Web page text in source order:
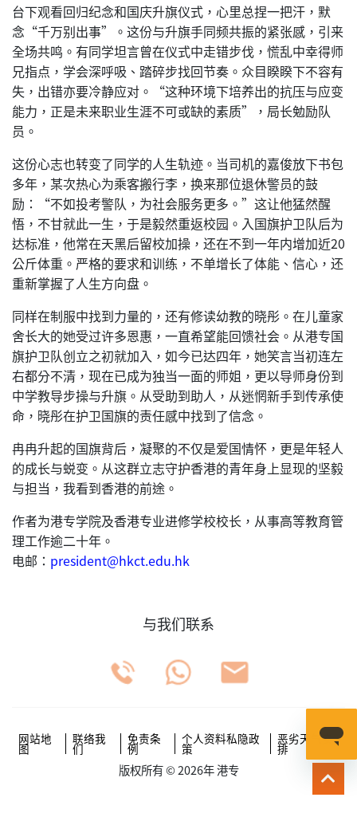
台下观看回归纪念和国庆升旗仪式，心里总捏一把汗，默
念“千万别出事”。这份与升旗手同频共振的紧张感，引来
全场共鸣。有同学坦言曾在仪式中走错步伐，慌乱中幸得师
兄指点，学会深呼吸、踏碎步找回节奏。众目睽睽下不容有
失，出错亦要冷静应对。“这种环境下培养出的抗压与应变
能力，正是未来职业生涯不可或缺的素质”，局长勉励队
员。
这份心志也转变了同学的人生轨迹。当司机的嘉俊放下书包
多年，某次热心为乘客搬行李，换来那位退休警员的鼓
励：“不如投考警队，为社会服务更多。”这让他猛然醒
悟，不甘就此一生，于是毅然重返校园。入国旗护卫队后为
达标准，他常在天黑后留校加操，还在不到一年内增加近20
公斤体重。严格的要求和训练，不单增长了体能、信心，还
重新掌握了人生方向盘。
同样在制服中找到力量的，还有修读幼教的晓彤。在儿童家
舍长大的她受过许多恩惠，一直希望能回馈社会。从港专国
旗护卫队创立之初就加入，如今已达四年，她笑言当初连左
右都分不清，现在已成为独当一面的师姐，更以导师身份到
中学教导步操与升旗。从受助到助人，从迷惘新手到传承使
命，晓彤在护卫国旗的责任感中找到了信念。
冉冉升起的国旗背后，凝聚的不仅是爱国情怀，更是年轻人
的成长与蜕变。从这群立志守护香港的青年身上显现的坚毅
与担当，我看到香港的前途。
作者为港专学院及香港专业进修学校校长，从事高等教育管
理工作逾二十年。
电邮： president@hkct.edu.hk
与我们联系
网站地
图
联络我
们
免责条
例
个人资料私隐政
策
恶劣天气安
排
版权所有 © 2026年 港专